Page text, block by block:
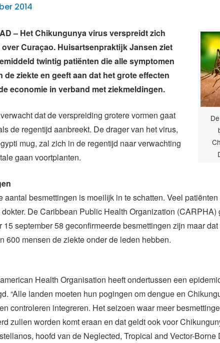
2014
– Het Chikungunya virus verspreidt zich
Curaçao. Huisartsenpraktijk Jansen ziet
twintig patiënten die alle symptomen
de ziekte en geeft aan dat het grote effecten
economie in verband met ziekmeldingen.
dat de verspreiding grotere vormen gaat
de regentijd aanbreekt. De drager van het virus,
mug, zal zich in de regentijd naar verwachting
gaan voortplanten.
aantal besmettingen is moeilijk in te schatten. Veel
De Caribbean Public Health Organization (CARPHA)
15 september 58 geconfirmeerde besmettingen zijn maar
600 mensen de ziekte onder de leden hebben.
Health Organisation heeft ondertussen een
“Alle landen moeten hun pogingen om dengue en
controleren integreren. Het seizoen waar meer
zullen worden komt eraan en dat geldt ook voor
hoofd van de Neglected, Tropical and Vector-Borne